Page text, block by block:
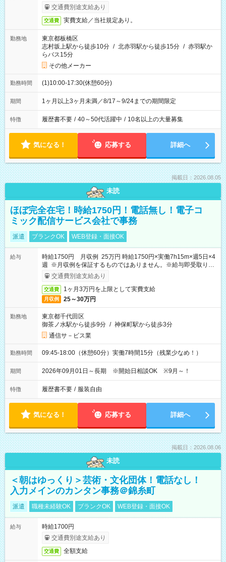
交通費別途支給あり
交通費 実費支給／当社規定あり。
勤務地
東京都板橋区
志村坂上駅から徒歩10分 / 北赤羽駅から徒歩15分 / 赤羽駅か
らバス15分
その他メーカー
勤務時間 (1)10:00-17:30(休憩60分)
期間 1ヶ月以上3ヶ月未満／8/17～9/24までの期間限定
特徴 履歴書不要 / 40～50代活躍中 / 10名以上の大量募集
気になる！ 応募する 詳細へ
掲載日：2026.08.05
未読
ほぼ完全在宅！時給1750円！電話無し！電子コ
ミック配信サービス会社で事務
派遣 ブランクOK WEB登録・面接OK
給与
時給1750円 月収例 25万円 時給1750円×実働7h15m×週5日×4
週 ※月収例を保証するものではありません。※給与即受取りサ
ービス利用可（利用条件有）
交通費別途支給あり
交通費 1ヶ月3万円を上限として実費支給
月収例 25～30万円
勤務地
東京都千代田区
御茶ノ水駅から徒歩9分 / 神保町駅から徒歩3分
通信サ－ビス業
勤務時間 09:45-18:00（休憩60分）実働7時間15分（残業少なめ！）
期間 2026年09月01日～長期 ※開始日相談OK ※9月～！
特徴 履歴書不要 / 服装自由
気になる！ 応募する 詳細へ
掲載日：2026.08.06
未読
＜朝はゆっくり＞芸術・文化団体！電話なし！
入力メインのカンタン事務＠錦糸町
派遣 職種未経験OK ブランクOK WEB登録・面接OK
給与
時給1700円
交通費別途支給あり
交通費 全額支給